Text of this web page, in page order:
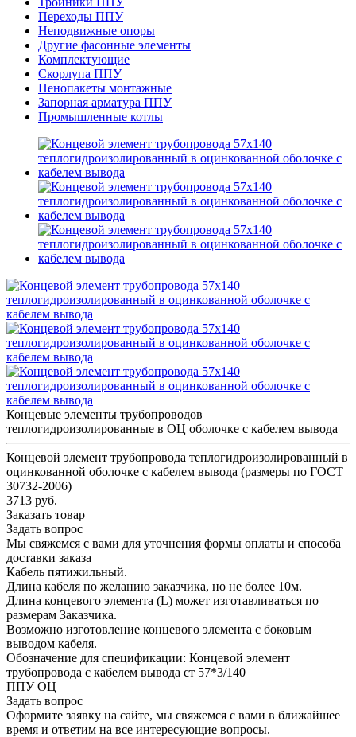
Переходы ППУ
Неподвижные опоры
Другие фасонные элементы
Комплектующие
Скорлупа ППУ
Пенопакеты монтажные
Запорная арматура ППУ
Промышленные котлы
Концевые элементы трубопроводов
теплогидроизолированные в ОЦ оболочке с кабелем вывода
Концевой элемент трубопровода теплогидроизолированный в
оцинкованной оболочке с кабелем вывода (размеры по ГОСТ
30732-2006)
3713 руб.
Заказать товар
Задать вопрос
Мы свяжемся с вами для уточнения формы оплаты и способа
доставки заказа
Кабель пятижильный.
Длина кабеля по желанию заказчика, но не более 10м.
Длина концевого элемента (L) может изготавливаться по
размерам Заказчика.
Возможно изготовление концевого элемента с боковым
выводом кабеля.
Обозначение для спецификации: Концевой элемент
трубопровода с кабелем вывода ст 57*3/140
ППУ ОЦ
Задать вопрос
Оформите заявку на сайте, мы свяжемся с вами в ближайшее
время и ответим на все интересующие вопросы.